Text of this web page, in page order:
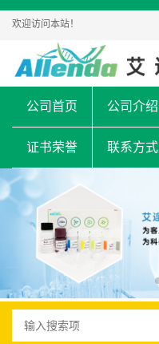
欢迎访问本站！
公司首页 公司介绍
证书荣誉 联系方式